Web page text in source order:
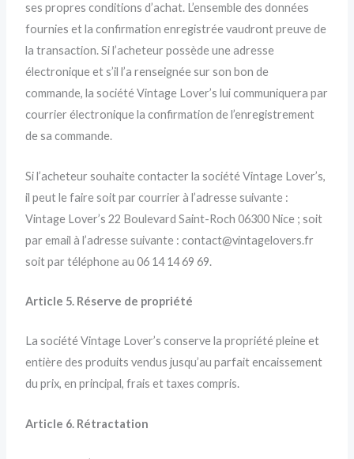
ses propres conditions d’achat. L’ensemble des données
fournies et la confirmation enregistrée vaudront preuve de
la transaction. Si l’acheteur possède une adresse
électronique et s’il l’a renseignée sur son bon de
commande, la société Vintage Lover’s lui communiquera par
courrier électronique la confirmation de l’enregistrement
de sa commande.
Si l’acheteur souhaite contacter la société Vintage Lover’s,
il peut le faire soit par courrier à l’adresse suivante :
Vintage Lover’s 22 Boulevard Saint-Roch 06300 Nice ; soit
par email à l’adresse suivante : contact@vintagelovers.fr
soit par téléphone au 06 14 14 69 69.
Article 5. Réserve de propriété
La société Vintage Lover’s conserve la propriété pleine et
entière des produits vendus jusqu’au parfait encaissement
du prix, en principal, frais et taxes compris.
Article 6. Rétractation